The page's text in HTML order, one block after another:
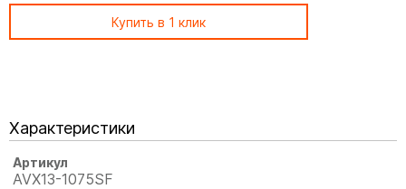
Купить в 1 клик
Характеристики
Артикул
AVX13-1075SF